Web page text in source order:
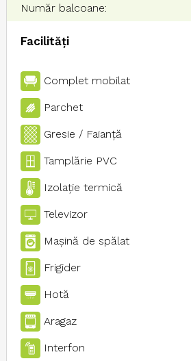
Număr balcoane:
Facilități
Complet mobilat
Parchet
Gresie / Faianţă
Tamplărie PVC
Izolaţie termică
Televizor
Maşină de spălat
Frigider
Hotă
Aragaz
Interfon